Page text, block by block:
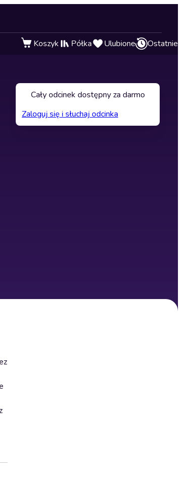
Koszyk Półka Ulubione Ostatnie
Cały odcinek dostępny za darmo
Zaloguj się i słuchaj odcinka